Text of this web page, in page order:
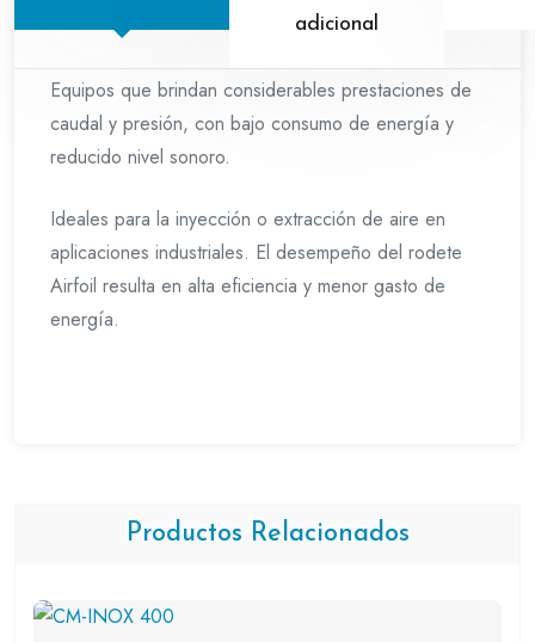
adicional
Equipos que brindan considerables prestaciones de
caudal y presión, con bajo consumo de energía y
reducido nivel sonoro.
Ideales para la inyección o extracción de aire en
aplicaciones industriales. El desempeño del rodete
Airfoil resulta en alta eficiencia y menor gasto de
energía.
Productos Relacionados